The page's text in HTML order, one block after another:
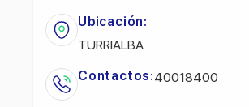
Ubicación:
TURRIALBA
Contactos:40018400